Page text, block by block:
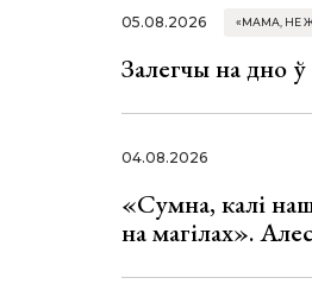
05.08.2026 «МАМА, НЕ
Залегчы на дно
04.08.2026
«Сумна, калі
на магілах».